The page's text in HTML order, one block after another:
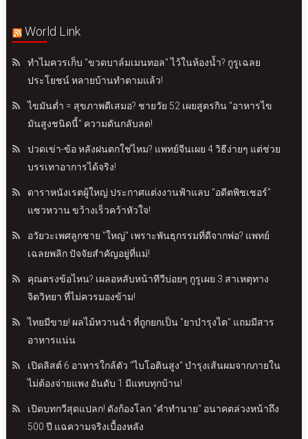
World Link
ทำไมควรเก็บ "ขวดบาล์มเมนทอล" ไว้ในห้องน้ำ? กูรูเฉลย
ประโยชน์ หลายบ้านทำตามแล้ว!
ไขมันต่ำ = สุขภาพดีเสมอ? ชายวัย 52 เผยสูตรกิน "อาหารไข
มันสูงชนิดนี้" ความดันกลับลด!
ปวดเข่า-ข้อ หลังฝนตกใช่ไหม? แพทย์จีนเผย 4 วิธีง่ายๆ แต่ช่วย
บรรเทาอาการได้จริง!
ดาราหนังเรตผู้ใหญ่ ประกาศแต่งงานฟ้าแลบ "อดีตพิชเชอร์"
แซวหวาน ขว้างเร็วคว้าหัวใจ!
อวัยวะเพศลูกชาย "ใหญ่" เพราะพันธุกรรมที่ดีจากพ่อ? แพทย์
เฉลยพลิก ปัจจัยสำคัญอยู่ที่แม่!
คุณตรงข้อไหน? เผลอหลับหน้าทีวีบ่อยๆ กูรูเผย 3 สาเหตุทาง
จิตวิทยา ที่ไม่ควรมองข้าม!
ไทยมีขาย! ผลไม้หวานฉ่ำ ที่ถูกยกเป็น "ยาบำรุงไต" แถมมีสาร
อาหารแน่น
เปิดลิสต์ 6 อาหารใกล้ตัว "ไบโอตินสูง" บำรุงเส้นผมจากภายใน
ไม่ต้องจ่ายแพง อันดับ 1 มีแทบทุกบ้าน!
เปิดบทกวีสุดแปลก! ดังก้องโลก "คำทำนาย" อนาคตล่วงหน้าถึง
500 ปี แฉความจริงเบื้องหลัง